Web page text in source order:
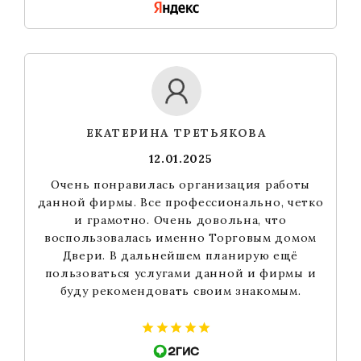
ЕКАТЕРИНА ТРЕТЬЯКОВА
12.01.2025
Очень понравилась организация работы
данной фирмы. Все профессионально, четко
и грамотно. Очень довольна, что
воспользовалась именно Торговым домом
Двери. В дальнейшем планирую ещё
пользоваться услугами данной и фирмы и
буду рекомендовать своим знакомым.